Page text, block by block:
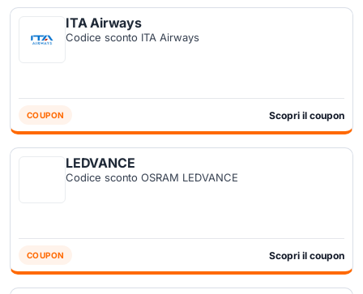
ITA Airways
Codice sconto ITA Airways
COUPON Scopri il coupon
LEDVANCE
Codice sconto OSRAM LEDVANCE
COUPON Scopri il coupon